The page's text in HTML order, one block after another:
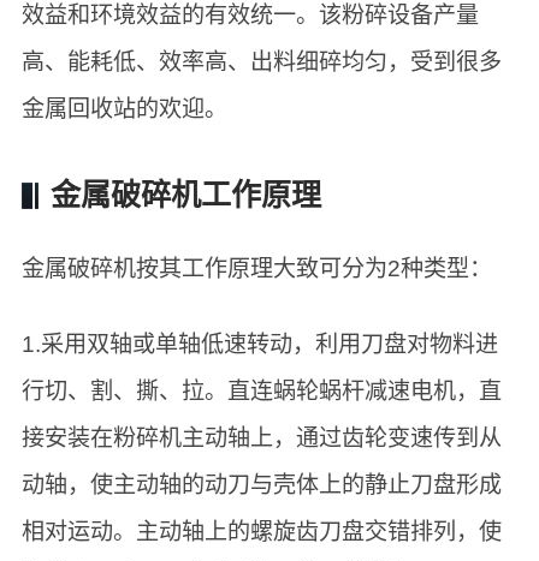
效益和环境效益的有效统一。该粉碎设备产量
高、能耗低、效率高、出料细碎均匀，受到很多
金属回收站的欢迎。
金属破碎机工作原理
金属破碎机按其工作原理大致可分为2种类型：
1.采用双轴或单轴低速转动，利用刀盘对物料进
行切、割、撕、拉。直连蜗轮蜗杆减速电机，直
接安装在粉碎机主动轴上，通过齿轮变速传到从
动轴，使主动轴的动刀与壳体上的静止刀盘形成
相对运动。主动轴上的螺旋齿刀盘交错排列，使